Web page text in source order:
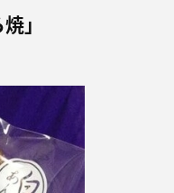
」